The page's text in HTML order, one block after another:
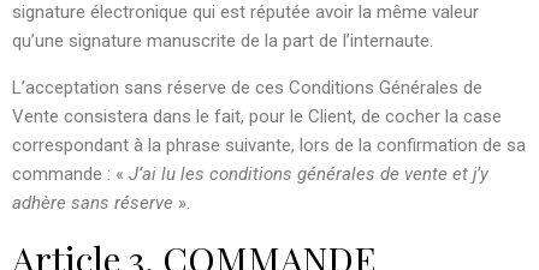
signature électronique qui est réputée avoir la même valeur
qu’une signature manuscrite de la part de l’internaute.
L’acceptation sans réserve de ces Conditions Générales de
Vente consistera dans le fait, pour le Client, de cocher la case
correspondant à la phrase suivante, lors de la confirmation de sa
commande : « J’ai lu les conditions générales de vente et j’y
adhère sans réserve ».
Article 3. COMMANDE